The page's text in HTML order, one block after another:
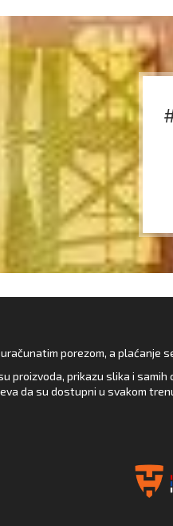
porezom, a plaćanje
proizvoda, prikazu slika i
da su dostupni u svakom